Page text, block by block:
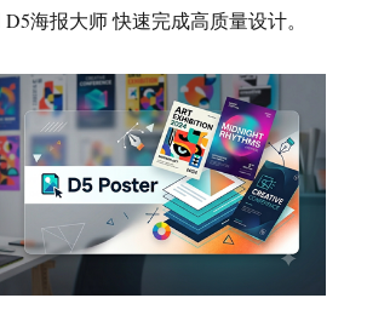
海报大师 快速完成高质量设计。